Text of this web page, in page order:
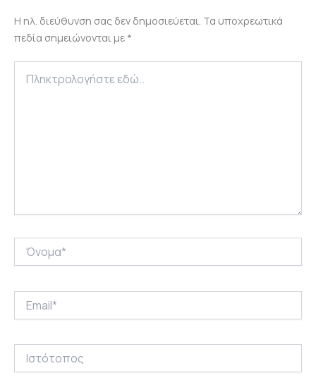
Η ηλ. διεύθυνση σας δεν δημοσιεύεται. Τα υποχρεωτικά
πεδία σημειώνονται με *
εδώ..
Ιστότοπος